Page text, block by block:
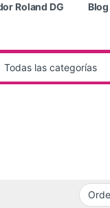
Roland DG Blog